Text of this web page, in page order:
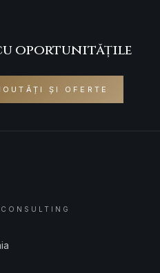
oportunitățile
ȘI OFERTE